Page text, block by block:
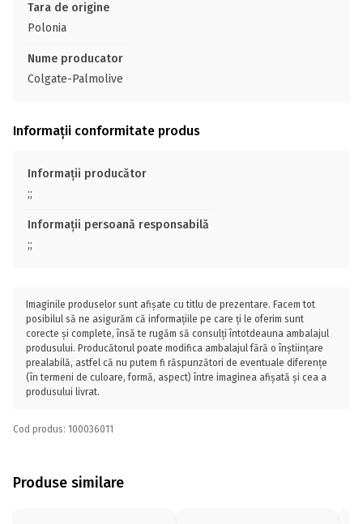
Tara de origine
Polonia
Nume producator
Colgate-Palmolive
Informații conformitate produs
Informații producător
;;
Informații persoană responsabilă
;;
Imaginile produselor sunt afișate cu titlu de prezentare. Facem tot
posibilul să ne asigurăm că informațiile pe care ți le oferim sunt
corecte și complete, însă te rugăm să consulți întotdeauna ambalajul
produsului. Producătorul poate modifica ambalajul fără o înștiințare
prealabilă, astfel că nu putem fi răspunzători de eventuale diferențe
(în termeni de culoare, formă, aspect) între imaginea afișată și cea a
produsului livrat.
Cod produs: 100036011
Produse similare